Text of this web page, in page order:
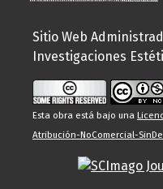
Sitio Web
Investigaciones
Esta obra está bajo una
Atribución-NoComercial-